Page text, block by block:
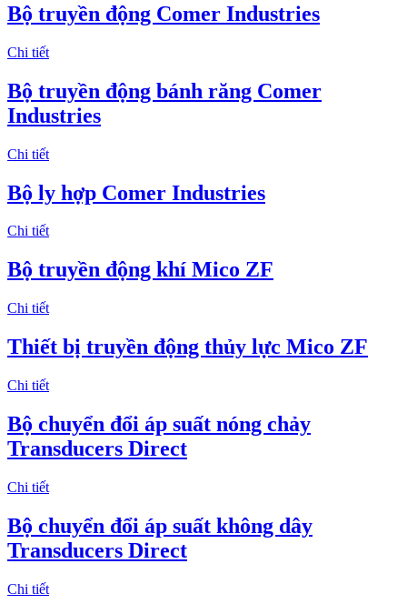
Bộ truyền động Comer Industries
Chi tiết
Bộ truyền động bánh răng Comer
Industries
Chi tiết
Bộ ly hợp Comer Industries
Chi tiết
Bộ truyền động khí Mico ZF
Chi tiết
Thiết bị truyền động thủy lực Mico ZF
Chi tiết
Bộ chuyển đổi áp suất nóng chảy
Transducers Direct
Chi tiết
Bộ chuyển đổi áp suất không dây
Transducers Direct
Chi tiết